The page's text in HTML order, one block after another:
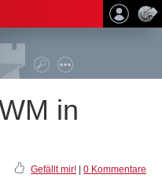
in
Gefällt mir! 0 Kommentare